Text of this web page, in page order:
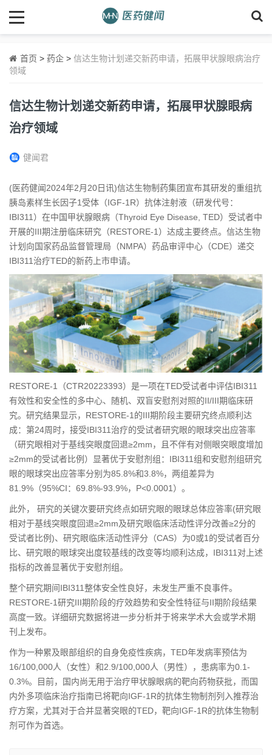
首页 > 药企 > 信达生物计划递交新药申请，拓展甲状腺眼病治疗
领域
信达生物计划递交新药申请，拓展甲状腺眼病
治疗领域
健闻君
(医药健闻2024年2月20日讯)信达生物制药集团宣布其研发的重组抗
胰岛素样生长因子1受体（IGF-1R）抗体注射液（研发代号：
IBI311）在中国甲状腺眼病（Thyroid Eye Disease, TED）受试者中
开展的III期注册临床研究（RESTORE-1）达成主要终点。信达生物
计划向国家药品监督管理局（NMPA）药品审评中心（CDE）递交
IBI311治疗TED的新药上市申请。
RESTORE-1（CTR20223393）是一项在TED受试者中评估IBI311
有效性和安全性的多中心、随机、双盲安慰剂对照的II/III期临床研
究。研究结果显示，RESTORE-1的III期阶段主要研究终点顺利达
成：第24周时，接受IBI311治疗的受试者研究眼的眼球突出应答率
（研究眼相对于基线突眼度回退≥2mm，且不伴有对侧眼突眼度增加
≥2mm的受试者比例）显著优于安慰剂组：IBI311组和安慰剂组研究
眼的眼球突出应答率分别为85.8%和3.8%，两组差异为
81.9%（95%CI：69.8%-93.9%，P<0.0001）。
此外， 研究的关键次要研究终点如研究眼的眼球总体应答率(研究眼
相对于基线突眼度回退≥2mm及研究眼临床活动性评分改善≥2分的
受试者比例)、研究眼临床活动性评分（CAS）为0或1的受试者百分
比、研究眼的眼球突出度较基线的改变等均顺利达成，IBI311对上述
指标的改善显著优于安慰剂组。
整个研究期间IBI311整体安全性良好，未发生严重不良事件。
RESTORE-1研究III期阶段的疗效趋势和安全性特征与II期阶段结果
高度一致。详细研究数据将进一步分析并于将来学术大会或学术期
刊上发布。
作为一种累及眼部组织的自身免疫性疾病，TED年发病率预估为
16/100,000人（女性）和2.9/100,000人（男性），患病率为0.1-
0.3%。目前，国内尚无用于治疗甲状腺眼病的靶向药物获批，而国
内外多项临床治疗指南已将靶向IGF-1R的抗体生物制剂列入推荐治
疗方案，尤其对于合并显著突眼的TED，靶向IGF-1R的抗体生物制
剂可作为首选。